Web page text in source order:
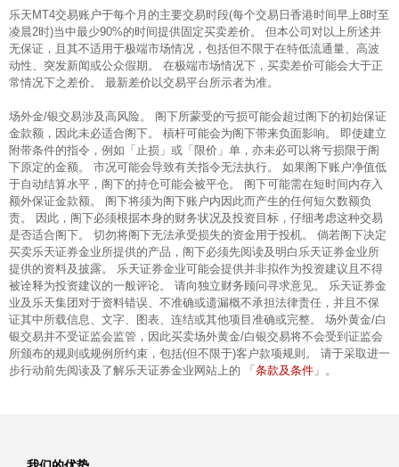
乐天MT4交易账户于每个月的主要交易时段(每个交易日香港时间早上8时至
凌晨2时)当中最少90%的时间提供固定买卖差价。 但本公司对以上所述并
无保证，且其不适用于极端市场情况，包括但不限于在特低流通量、高波
动性、突发新闻或公众假期。 在极端市场情况下，买卖差价可能会大于正
常情况下之差价。 最新差价以交易平台所示者为准。
场外金/银交易涉及高风险。 阁下所蒙受的亏损可能会超过阁下的初始保证
金款额，因此未必适合阁下。 槓杆可能会为阁下带来负面影响。 即使建立
附带条件的指令，例如「止损」或「限价」单，亦未必可以将亏损限于阁
下原定的金额。 市况可能会导致有关指令无法执行。 如果阁下账户净值低
于自动结算水平，阁下的持仓可能会被平仓。 阁下可能需在短时间内存入
额外保证金款额。 阁下将须为阁下账户内因此而产生的任何短欠数额负
责。 因此，阁下必须根据本身的财务状况及投资目标，仔细考虑这种交易
是否适合阁下。 切勿将阁下无法承受损失的资金用于投机。 倘若阁下决定
买卖乐天证券金业所提供的产品，阁下必须先阅读及明白乐天证券金业所
提供的资料及披露。 乐天证券金业可能会提供并非拟作为投资建议且不得
被诠释为投资建议的一般评论。 请向独立财务顾问寻求意见。 乐天证券金
业及乐天集团对于资料错误、不准确或遗漏概不承担法律责任，并且不保
证其中所载信息、文字、图表、连结或其他项目准确或完整。 场外黄金/白
银交易并不受证监会监管，因此买卖场外黄金/白银交易将不会受到证监会
所颁布的规则或规例所约束，包括(但不限于)客户款项规则。 请于采取进一
步行动前先阅读及了解乐天证券金业网站上的 「条款及条件 」。